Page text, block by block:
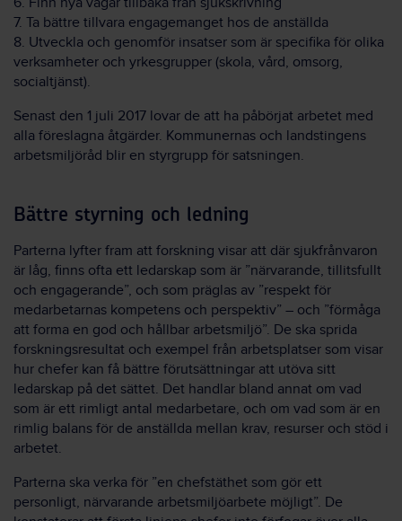
7. Ta bättre tillvara engagemanget hos de anställda
8. Utveckla och genomför insatser som är specifika för olika
verksamheter och yrkesgrupper (skola, vård, omsorg,
socialtjänst).
Senast den 1 juli 2017 lovar de att ha påbörjat arbetet med
alla föreslagna åtgärder. Kommunernas och landstingens
arbetsmiljöråd blir en styrgrupp för satsningen.
Bättre styrning och ledning
Parterna lyfter fram att forskning visar att där sjukfrånvaron
är låg, finns ofta ett ledarskap som är ”närvarande, tillitsfullt
och engagerande”, och som präglas av ”respekt för
medarbetarnas kompetens och perspektiv” – och ”förmåga
att forma en god och hållbar arbetsmiljö”. De ska sprida
forskningsresultat och exempel från arbetsplatser som visar
hur chefer kan få bättre förutsättningar att utöva sitt
ledarskap på det sättet. Det handlar bland annat om vad
som är ett rimligt antal medarbetare, och om vad som är en
rimlig balans för de anställda mellan krav, resurser och stöd i
arbetet.
Parterna ska verka för ”en chefstäthet som gör ett
personligt, närvarande arbetsmiljöarbete möjligt”. De